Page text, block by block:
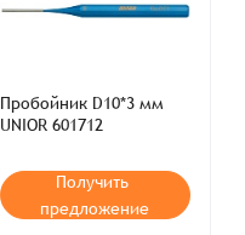
Пробойник D10*3 мм
UNIOR 601712
Получить
предложение